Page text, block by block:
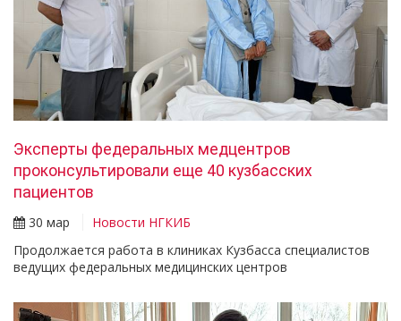
Эксперты федеральных медцентров
проконсультировали еще 40 кузбасских
пациентов
30 мар
Новости НГКИБ
Продолжается работа в клиниках Кузбасса специалистов
ведущих федеральных медицинских центров